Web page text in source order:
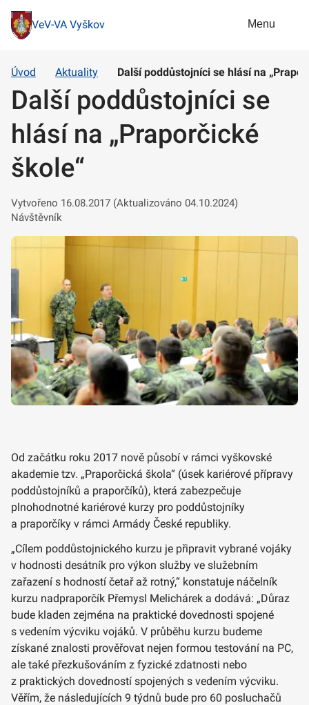
VeV-VA Vyškov Menu
Úvod Aktuality Další poddůstojníci se hlásí na
Další poddůstojníci se
hlásí na „Praporčické
škole“
Vytvořeno 16.08.2017 (Aktualizováno 04.10.2024)
Návštěvník
Od začátku roku 2017 nově působí v rámci vyškovské
akademie tzv. „Praporčická škola“ (úsek kariérové přípravy
poddůstojníků a praporčíků), která zabezpečuje
plnohodnotné kariérové kurzy pro poddůstojníky
a praporčíky v rámci Armády České republiky.
„Cílem poddůstojnického kurzu je připravit vybrané vojáky
v hodnosti desátník pro výkon služby ve služebním
zařazení s hodností četař až rotný,“ konstatuje náčelník
kurzu nadpraporčík Přemysl Melichárek a dodává: „Důraz
bude kladen zejména na praktické dovednosti spojené
s vedením výcviku vojáků. V průběhu kurzu budeme
získané znalosti prověřovat nejen formou testování na PC,
ale také přezkušováním z fyzické zdatnosti nebo
z praktických dovedností spojených s vedením výcviku.
Věřím, že následujících 9 týdnů bude pro 60 posluchačů